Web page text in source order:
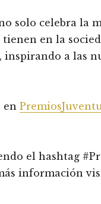
solo celebra la
en la
a las
en
el hashtag
información